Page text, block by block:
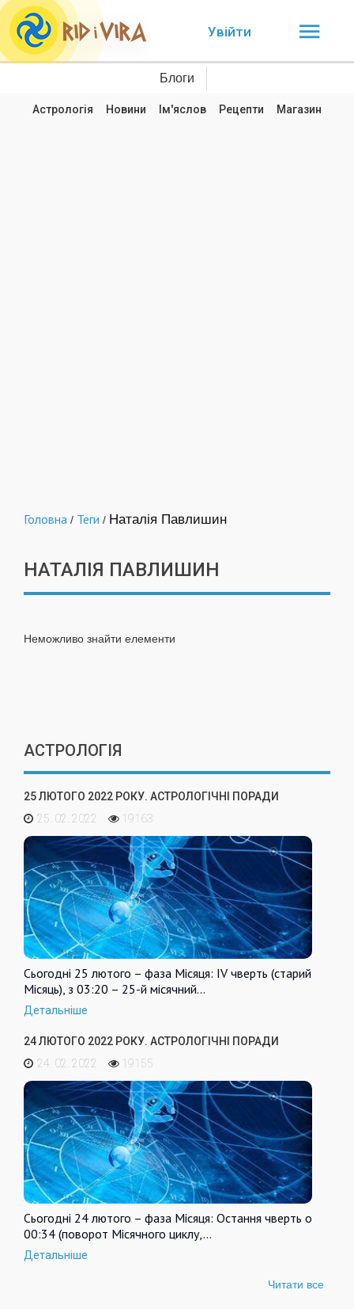
Увійти
Блоги
Астрологія Новини Ім'яслов Рецепти Магазин
Головна / Теги / Наталія Павлишин
НАТАЛІЯ ПАВЛИШИН
Неможливо знайти елементи
АСТРОЛОГІЯ
25 ЛЮТОГО 2022 РОКУ. АСТРОЛОГІЧНІ ПОРАДИ
25. 02. 2022
19163
Сьогодні 25 лютого – фаза Місяця: IV чверть (старий
Місяць), з 03:20 – 25-й місячний…
Детальніше
24 ЛЮТОГО 2022 РОКУ. АСТРОЛОГІЧНІ ПОРАДИ
24. 02. 2022
19155
Сьогодні 24 лютого – фаза Місяця: Остання чверть о
00:34 (поворот Місячного циклу,…
Детальніше
Читати все